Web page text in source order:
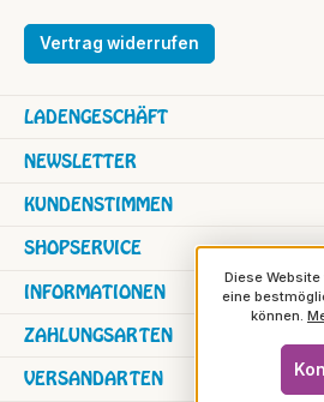
Vertrag widerrufen
SHOPSERVICE
INFORMATIONEN
NEWSLETTER
KUNDENSTIMMEN
LADENGESCHÄFT
ZAHLUNGSARTEN
VERSANDARTEN
Diese
eine
können.